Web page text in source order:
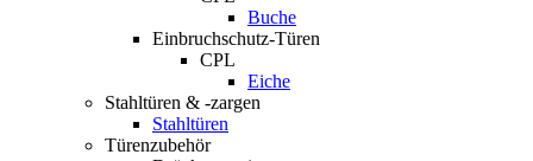
Buche
Einbruchschutz-Türen
CPL
Eiche
Stahltüren & -zargen
Stahltüren
Türenzubehör